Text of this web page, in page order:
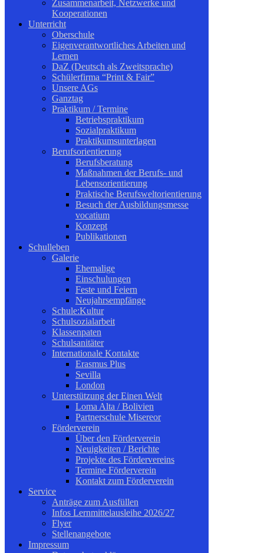
Zusammenarbeit, Netzwerke und
Kooperationen
Unterricht
Oberschule
Eigenverantwortliches Arbeiten und
Lernen
DaZ (Deutsch als Zweitsprache)
Schülerfirma “Print & Fair”
Unsere AGs
Ganztag
Praktikum / Termine
Betriebspraktikum
Sozialpraktikum
Praktikumsunterlagen
Berufsorientierung
Berufsberatung
Maßnahmen der Berufs- und
Lebensorientierung
Praktische Berufsweltorientierung
Besuch der Ausbildungsmesse
vocatium
Konzept
Publikationen
Schulleben
Galerie
Ehemalige
Einschulungen
Feste und Feiern
Neujahrsempfänge
Schule:Kultur
Schulsozialarbeit
Klassenpaten
Schulsanitäter
Internationale Kontakte
Erasmus Plus
Sevilla
London
Unterstützung der Einen Welt
Loma Alta / Bolivien
Partnerschule Misereor
Förderverein
Über den Förderverein
Neuigkeiten / Berichte
Projekte des Fördervereins
Termine Förderverein
Kontakt zum Förderverein
Service
Anträge zum Ausfüllen
Infos Lernmittelausleihe 2026/27
Flyer
Stellenangebote
Impressum